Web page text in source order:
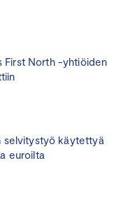
First North -yhtiöiden
selvitystyö käytettyä
euroilta